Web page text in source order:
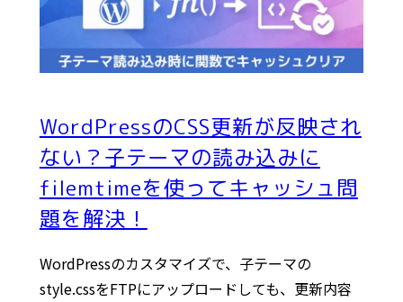
WordPressのCSS更新が反映され
ない？子テーマの読み込みに
filemtimeを使ってキャッシュ問
題を解決！
WordPressのカスタマイズで、子テーマの
style.cssをFTPにアップロードしても、更新内容